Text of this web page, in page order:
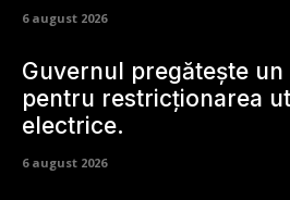
6 august 2026
Guvernul pregătește
pentru restricționarea
electrice.
6 august 2026